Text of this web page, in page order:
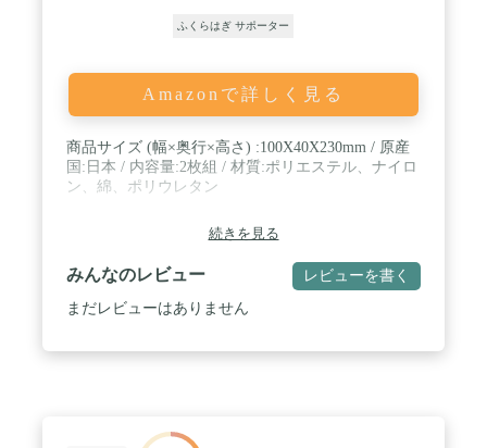
ふくらはぎ サポーター
Amazonで詳しく見る
商品サイズ (幅×奥行×高さ) :100X40X230mm / 原産
国:日本 / 内容量:2枚組 / 材質:ポリエステル、ナイロ
ン、綿、ポリウレタン
続きを見る
みんなのレビュー レビューを書く
まだレビューはありません